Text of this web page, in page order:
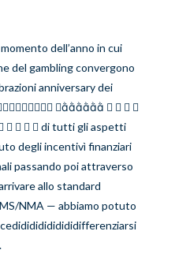
dell’anno in cui
del gambling convergono
anniversary dei
    
    ​​​​​​​​​​​​​​​​​di tutti gli aspetti
degli incentiv­ì finanziari
passando poi attraverso
allo standard
NMA — abbiamo potuto